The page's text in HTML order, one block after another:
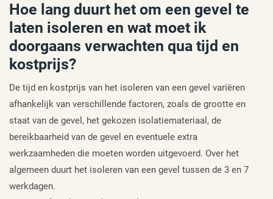
Hoe lang duurt het om een gevel te
laten isoleren en wat moet ik
doorgaans verwachten qua tijd en
kostprijs?
De tijd en kostprijs van het isoleren van een gevel variëren
afhankelijk van verschillende factoren, zoals de grootte en
staat van de gevel, het gekozen isolatiemateriaal, de
bereikbaarheid van de gevel en eventuele extra
werkzaamheden die moeten worden uitgevoerd. Over het
algemeen duurt het isoleren van een gevel tussen de 3 en 7
werkdagen.